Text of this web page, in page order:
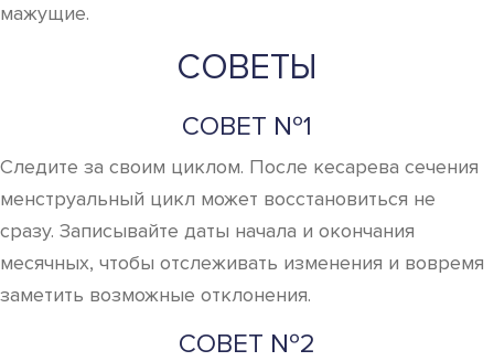
мажущие.
СОВЕТЫ
СОВЕТ №1
Следите за своим циклом. После кесарева сечения
менструальный цикл может восстановиться не
сразу. Записывайте даты начала и окончания
месячных, чтобы отслеживать изменения и вовремя
заметить возможные отклонения.
СОВЕТ №2